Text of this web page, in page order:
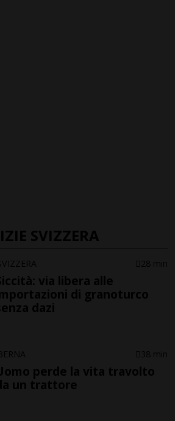
SVIZZERA
28 min
via libera alle
di granoturco
dazi
38 min
perde la vita travolto
un trattore